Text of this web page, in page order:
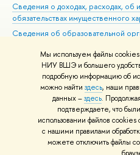
Мы используем файлы cookies
НИУ ВШЭ и большего
подробную информацию об
можно найти здесь, наши
данных –здесь.
подтверждаете, что
использовании файлов
с нашими правилами
можете отключить файлы
Сведения о доходах, расходах, об
обязательствах имущественного
Сведения об образовательной
Людям с ограниченными
Единая платежная страница
Работа в Вышке
© НИУ ВШЭ 1993–2026 Адреса и
материалов Политика
Шрифты HSE Sans и HSE Slab